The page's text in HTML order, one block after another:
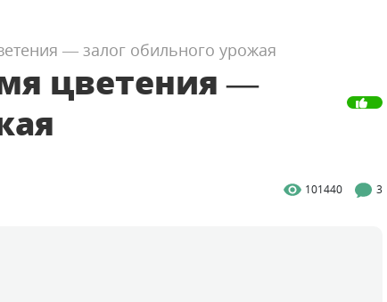
— залог обильного урожая
цветения —
101440 3